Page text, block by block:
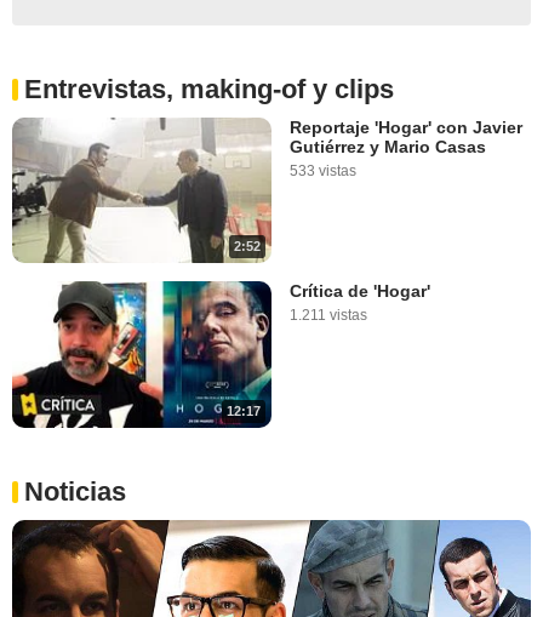
Entrevistas, making-of y clips
2:52
Reportaje 'Hogar' con Javier
Gutiérrez y Mario Casas
533 vistas
12:17
Crítica de 'Hogar'
1.211 vistas
Noticias